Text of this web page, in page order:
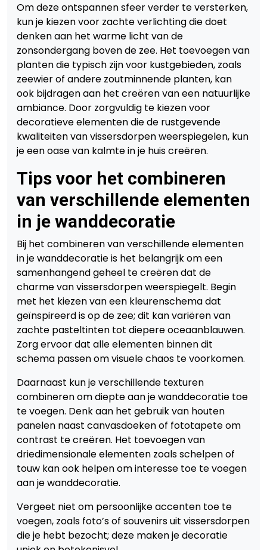
Om deze ontspannen sfeer verder te versterken,
kun je kiezen voor zachte verlichting die doet
denken aan het warme licht van de
zonsondergang boven de zee. Het toevoegen van
planten die typisch zijn voor kustgebieden, zoals
zeewier of andere zoutminnende planten, kan
ook bijdragen aan het creëren van een natuurlijke
ambiance. Door zorgvuldig te kiezen voor
decoratieve elementen die de rustgevende
kwaliteiten van vissersdorpen weerspiegelen, kun
je een oase van kalmte in je huis creëren.
Tips voor het combineren
van verschillende elementen
in je wanddecoratie
Bij het combineren van verschillende elementen
in je wanddecoratie is het belangrijk om een
samenhangend geheel te creëren dat de
charme van vissersdorpen weerspiegelt. Begin
met het kiezen van een kleurenschema dat
geïnspireerd is op de zee; dit kan variëren van
zachte pasteltinten tot diepere oceaanblauwen.
Zorg ervoor dat alle elementen binnen dit
schema passen om visuele chaos te voorkomen.
Daarnaast kun je verschillende texturen
combineren om diepte aan je wanddecoratie toe
te voegen. Denk aan het gebruik van houten
panelen naast canvasdoeken of fototapete om
contrast te creëren. Het toevoegen van
driedimensionale elementen zoals schelpen of
touw kan ook helpen om interesse toe te voegen
aan je wanddecoratie.
Vergeet niet om persoonlijke accenten toe te
voegen, zoals foto’s of souvenirs uit vissersdorpen
die je hebt bezocht; deze maken je decoratie